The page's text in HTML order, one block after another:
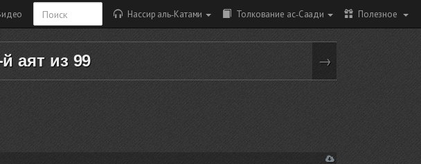
Нассир аль-Катами Толкование ас-Саади Полезное
аят из 99 →